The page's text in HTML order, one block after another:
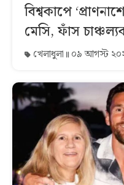
বিশ্বকাপে
মেসি, ফাঁস
খেলাধুলা ০৯ আগস্ট